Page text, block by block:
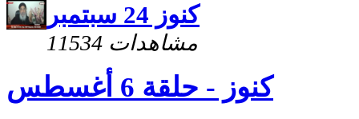
كنوز 24 سبتمبر
11534 مشاهدات
كنوز - حلقة 6 أغسطس